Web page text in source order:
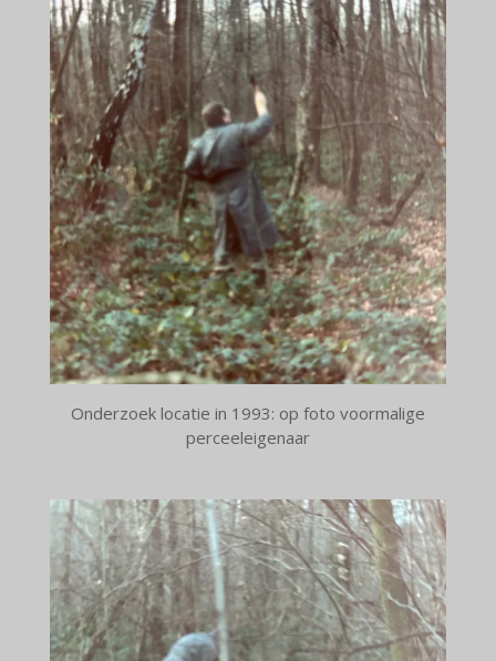
Onderzoek locatie in 1993: op foto voormalige
perceeleigenaar